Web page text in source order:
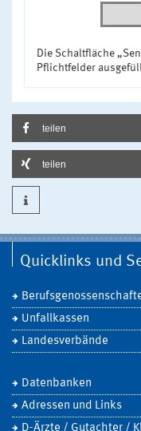
Die Schaltfläche
Pflichtfelder
teilen
teilen
Quicklinks und
Unfallkassen
Landesverbände
Datenbanken
Adressen und Links
D-Ärzte / Gutachter /